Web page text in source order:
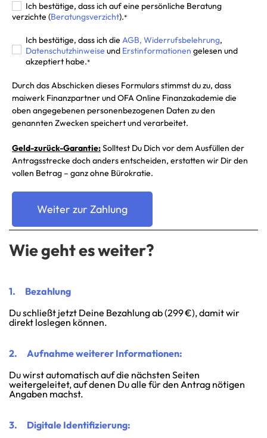
Ich bestätige, dass ich auf eine persönliche Beratung
verzichte (Beratungsverzicht).*
Ich bestätige, dass ich die AGB, Widerrufsbelehrung,
Datenschutzhinweise und Erstinformationen gelesen und
akzeptiert habe.*
Durch das Abschicken dieses Formulars stimmst du zu, dass
maiwerk Finanzpartner und OFA Online Finanzakademie die
oben angegebenen personenbezogenen Daten zu den
genannten Zwecken speichert und verarbeitet.
Geld-zurück-Garantie:Solltest Du Dich vor dem Ausfüllen der
Antragsstrecke doch anders entscheiden, erstatten wir Dir den
vollen Betrag – ganz ohne Bürokratie.
Wie geht es weiter?
1. Bezahlung
Du schließt jetzt Deine Bezahlung ab (299 €), damit wir
direkt loslegen können.
2. Aufnahme weiterer Informationen:
Du wirst automatisch auf die nächsten Seiten
weitergeleitet, auf denen Du alle für den Antrag nötigen
Angaben machst.
3. Digitale Identifizierung: